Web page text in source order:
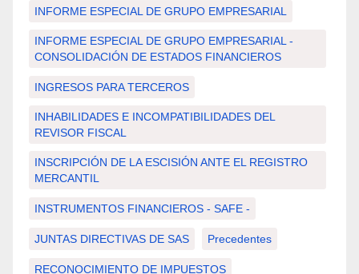
INFORME ESPECIAL DE GRUPO EMPRESARIAL
INFORME ESPECIAL DE GRUPO EMPRESARIAL -
CONSOLIDACIÓN DE ESTADOS FINANCIEROS
INGRESOS PARA TERCEROS
INHABILIDADES E INCOMPATIBILIDADES DEL
REVISOR FISCAL
INSCRIPCIÓN DE LA ESCISIÓN ANTE EL REGISTRO
MERCANTIL
INSTRUMENTOS FINANCIEROS - SAFE -
JUNTAS DIRECTIVAS DE SAS Precedentes
RECONOCIMIENTO DE IMPUESTOS